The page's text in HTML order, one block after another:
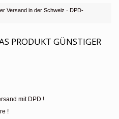
Versand in der Schweiz · DPD-
PRODUKT GÜNSTIGER
mit DPD !
!